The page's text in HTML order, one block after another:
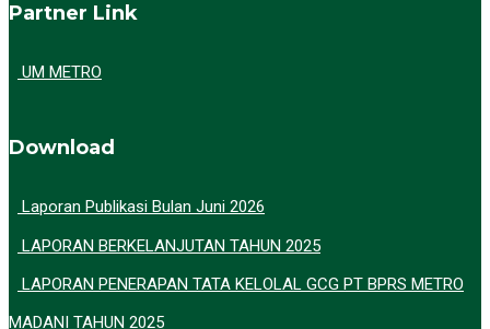
Partner Link
UM METRO
Download
Laporan Publikasi Bulan Juni 2026
LAPORAN BERKELANJUTAN TAHUN 2025
LAPORAN PENERAPAN TATA KELOLAL GCG PT BPRS METRO
MADANI TAHUN 2025